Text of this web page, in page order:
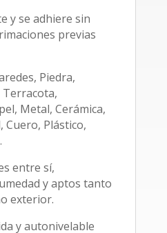
y se adhiere sin
previas
Piedra,
Terracota,
Metal, Cerámica,
Cuero, Plástico,
entre sí,
y aptos tanto
exterior.
y autonivelable